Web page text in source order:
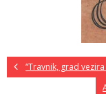
“Travnik, grad